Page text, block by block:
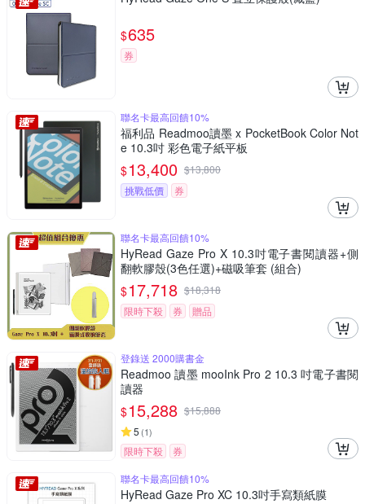
$635
券
聯名卡最高回饋10%
福利品 Readmoo讀墨 x PocketBook Color Not
e 10.3吋 彩色電子紙平板
$13,400 $13,800
挑戰低價
券
聯名卡最高回饋10%
HyRead Gaze Pro X 10.3吋電子書閱讀器+側
翻軟膠殼(3色任選)+磁吸筆套 (組合)
$17,718 $18,318
限時下殺
券 贈品
登錄送 2000購書金
Readmoo 讀墨 mooInk Pro 2 10.3 吋電子書閱
讀器
$15,288 $15,888
5 (1)
限時下殺
券
聯名卡最高回饋10%
HyRead Gaze Pro XC 10.3吋手寫類紙膜